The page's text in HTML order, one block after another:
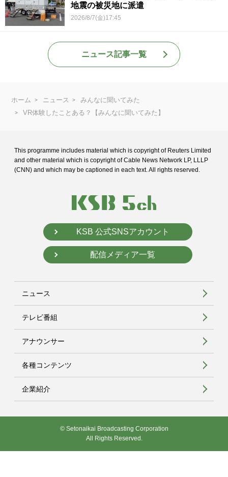
地震の被災地に派遣
2026/8/7(金)17:45
ニュース記事一覧
ホーム ニュース
みんなに聞いてみた
VR体験したことある？【みんなに聞いてみた】
This programme includes material which is copyright of Reuters Limited
and other material which is copyright of Cable News Network LP, LLLP
(CNN) and which may be captioned in each text. All rights reserved.
KSB 公式SNSアカウント
配信メディア一覧
ニュース
テレビ番組
アナウンサー
各種コンテンツ
企業紹介
© Setonaikai Broadcasting Corporation
All Rights Reserved.